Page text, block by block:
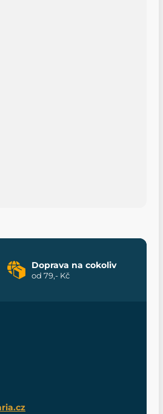
Doprava na cokoliv
od 79,- Kč